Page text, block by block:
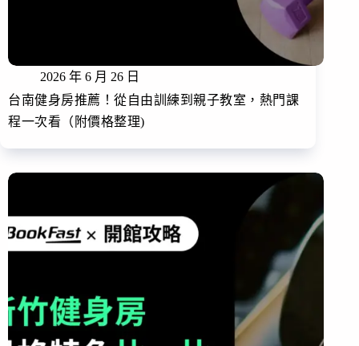
2026 年 6 月 26 日
台南健身房推薦！從自由訓練到親子教室，熱門課
程一次看（附價格整理)